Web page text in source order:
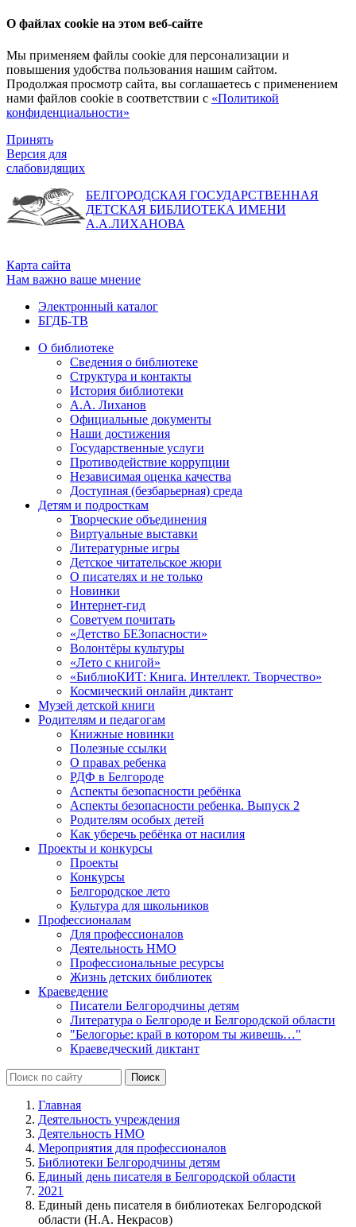
О файлах cookie на этом веб-сайте
Мы применяем файлы cookie для персонализации и
повышения удобства пользования нашим сайтом.
Продолжая просмотр сайта, вы соглашаетесь с применением
нами файлов cookie в соответствии с «Политикой
конфиденциальности»
Принять
Версия для
слабовидящих
БЕЛГОРОДСКАЯ ГОСУДАРСТВЕННАЯ
ДЕТСКАЯ БИБЛИОТЕКА ИМЕНИ
А.А.ЛИХАНОВА
Карта сайта
Нам важно ваше мнение
Электронный каталог
БГДБ-ТВ
О библиотеке
Сведения о библиотеке
Структура и контакты
История библиотеки
А.А. Лиханов
Официальные документы
Наши достижения
Государственные услуги
Противодействие коррупции
Независимая оценка качества
Доступная (безбарьерная) среда
Детям и подросткам
Творческие объединения
Виртуальные выставки
Литературные игры
Детское читательское жюри
О писателях и не только
Новинки
Интернет-гид
Советуем почитать
«Детство БЕЗопасности»
Волонтёры культуры
«Лето с книгой»
«БиблиоКИТ: Книга. Интеллект. Творчество»
Космический онлайн диктант
Музей детской книги
Родителям и педагогам
Книжные новинки
Полезные ссылки
О правах ребенка
РДФ в Белгороде
Аспекты безопасности ребёнка
Аспекты безопасности ребенка. Выпуск 2
Родителям особых детей
Как уберечь ребёнка от насилия
Проекты и конкурсы
Проекты
Конкурсы
Белгородское лето
Культура для школьников
Профессионалам
Для профессионалов
Деятельность НМО
Профессиональные ресурсы
Жизнь детских библиотек
Краеведение
Писатели Белгородчины детям
Литература о Белгороде и Белгородской области
"Белогорье: край в котором ты живешь…"
Краеведческий диктант
Главная
Деятельность учреждения
Деятельность НМО
Мероприятия для профессионалов
Библиотеки Белгородчины детям
Единый день писателя в Белгородской области
2021
Единый день писателя в библиотеках Белгородской
области (Н.А. Некрасов)